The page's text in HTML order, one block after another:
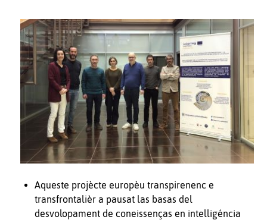
Aqueste projècte europèu transpirenenc e
transfrontalièr a pausat las basas del
desvolopament de coneissenças en intelligéncia